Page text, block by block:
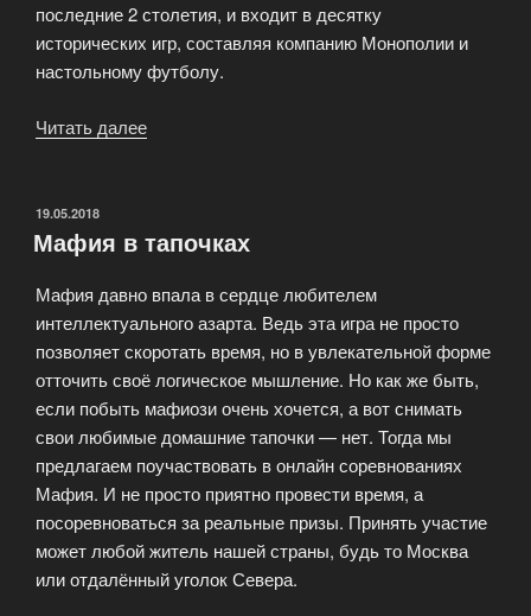
последние 2 столетия, и входит в десятку
исторических игр, составляя компанию Монополии и
настольному футболу.
Читать далее
ОПУБЛИКОВАНО
19.05.2018
Мафия в тапочках
Мафия давно впала в сердце любителем
интеллектуального азарта. Ведь эта игра не просто
позволяет скоротать время, но в увлекательной форме
отточить своё логическое мышление. Но как же быть,
если побыть мафиози очень хочется, а вот снимать
свои любимые домашние тапочки — нет. Тогда мы
предлагаем поучаствовать в онлайн соревнованиях
Мафия. И не просто приятно провести время, а
посоревноваться за реальные призы. Принять участие
может любой житель нашей страны, будь то Москва
или отдалённый уголок Севера.